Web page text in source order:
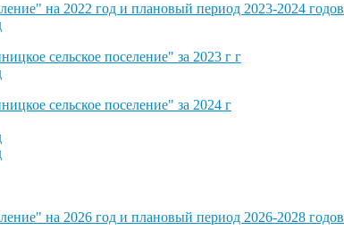
на 2022 год и плановый период 2023-2024 годов
сельское поселение" за 2023 г г
сельское поселение" за 2024 г
на 2026 год и плановый период 2026-2028 годов